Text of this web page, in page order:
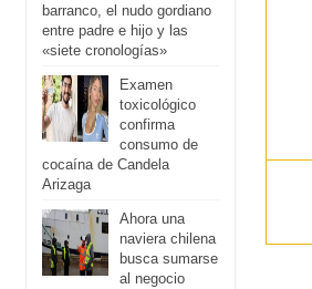
barranco, el nudo gordiano
entre padre e hijo y las
«siete cronologías»
Examen
toxicológico
confirma
consumo de
cocaína de Candela
Arizaga
Ahora una
naviera chilena
busca sumarse
al negocio